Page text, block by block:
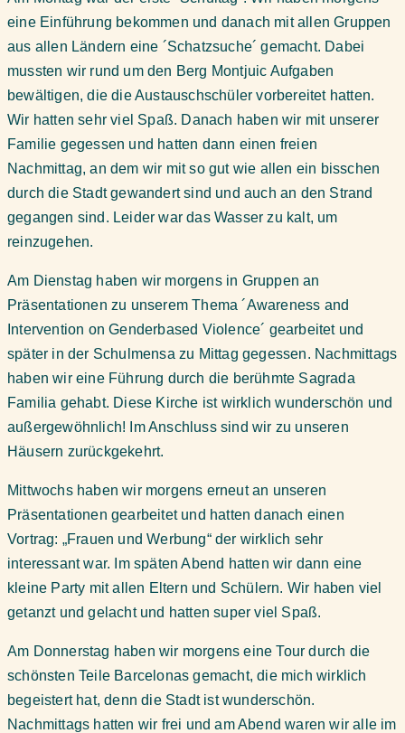
eine Einführung bekommen und danach mit allen Gruppen
aus allen Ländern eine ´Schatzsuche´ gemacht. Dabei
mussten wir rund um den Berg Montjuic Aufgaben
bewältigen, die die Austauschschüler vorbereitet hatten.
Wir hatten sehr viel Spaß. Danach haben wir mit unserer
Familie gegessen und hatten dann einen freien
Nachmittag, an dem wir mit so gut wie allen ein bisschen
durch die Stadt gewandert sind und auch an den Strand
gegangen sind. Leider war das Wasser zu kalt, um
reinzugehen.
Am Dienstag haben wir morgens in Gruppen an
Präsentationen zu unserem Thema ´Awareness and
Intervention on Genderbased Violence´ gearbeitet und
später in der Schulmensa zu Mittag gegessen. Nachmittags
haben wir eine Führung durch die berühmte Sagrada
Familia gehabt. Diese Kirche ist wirklich wunderschön und
außergewöhnlich! Im Anschluss sind wir zu unseren
Häusern zurückgekehrt.
Mittwochs haben wir morgens erneut an unseren
Präsentationen gearbeitet und hatten danach einen
Vortrag: „Frauen und Werbung“ der wirklich sehr
interessant war. Im späten Abend hatten wir dann eine
kleine Party mit allen Eltern und Schülern. Wir haben viel
getanzt und gelacht und hatten super viel Spaß.
Am Donnerstag haben wir morgens eine Tour durch die
schönsten Teile Barcelonas gemacht, die mich wirklich
begeistert hat, denn die Stadt ist wunderschön.
Nachmittags hatten wir frei und am Abend waren wir alle im